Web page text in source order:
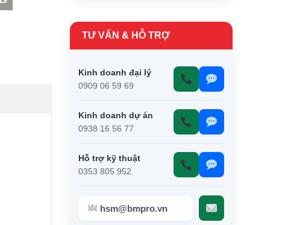
TƯ VẤN & HỖ TRỢ
Kinh doanh đại lý
0909 06 59 69
Kinh doanh dự án
0938 16 56 77
Hỗ trợ kỹ thuật
0353 805 952
hsm@bmpro.vn